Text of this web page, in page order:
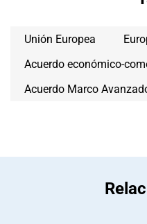
Unión Europea
Acuerdo económico-
Acuerdo Marco